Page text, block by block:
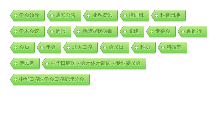
学会领导 通知公告 业界资讯 培训班 科普园地
学术会议 周报 新型冠状病毒 党建 专委会 西部行
会员 年会 北大口腔 会员日 科协 科技奖
傅民魁 中华口腔医学会牙体牙髓病学专业委员会
中华口腔医学会口腔护理分会